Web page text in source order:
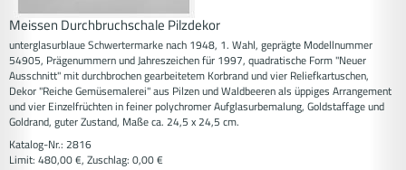
Meissen Durchbruchschale Pilzdekor
unterglasurblaue Schwertermarke nach 1948, 1. Wahl, geprägte Modellnummer
54905, Prägenummern und Jahreszeichen für 1997, quadratische Form "Neuer
Ausschnitt" mit durchbrochen gearbeitetem Korbrand und vier Reliefkartuschen,
Dekor "Reiche Gemüsemalerei" aus Pilzen und Waldbeeren als üppiges Arrangement
und vier Einzelfrüchten in feiner polychromer Aufglasurbemalung, Goldstaffage und
Goldrand, guter Zustand, Maße ca. 24,5 x 24,5 cm.
Katalog-Nr.: 2816
Limit: 480,00 €, Zuschlag: 0,00 €